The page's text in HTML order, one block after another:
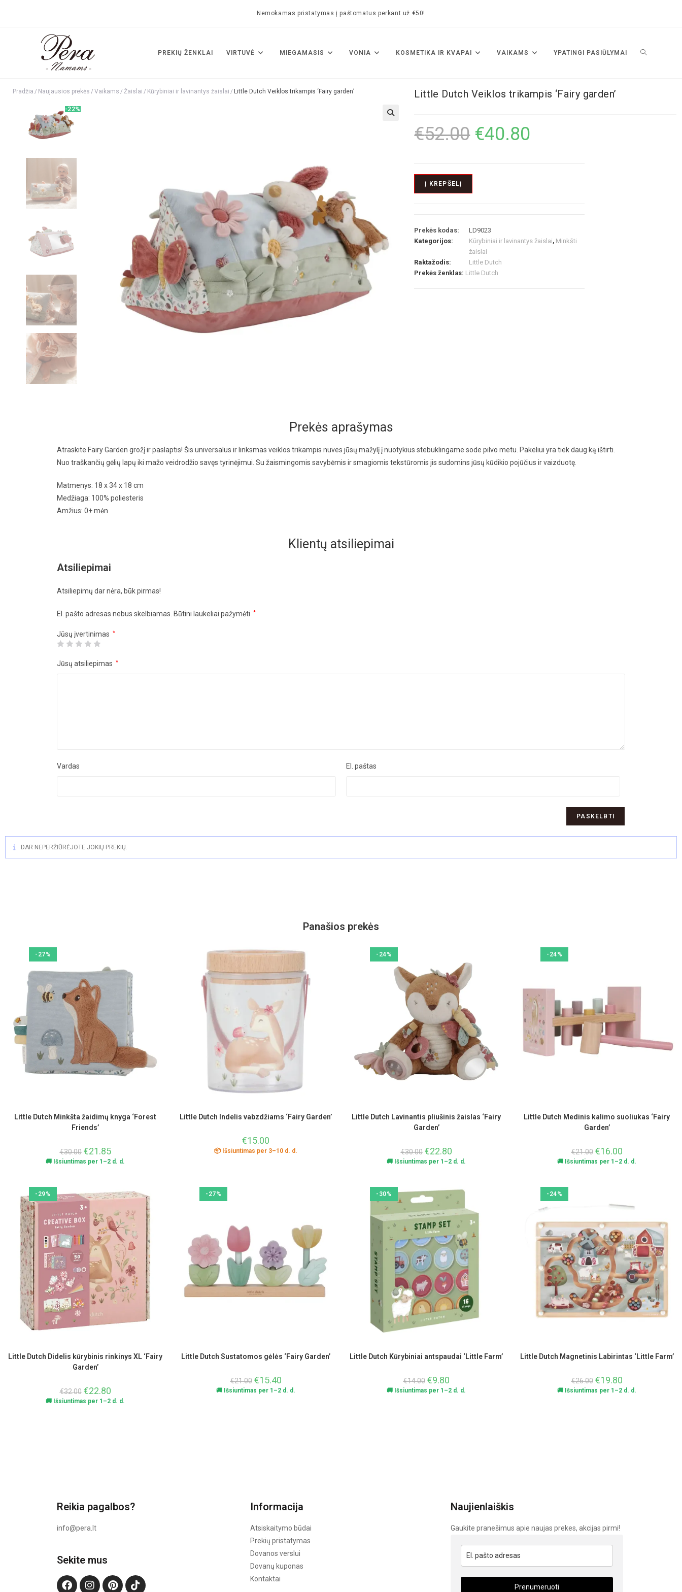
Nemokamas pristatymas į paštomatus perkant už €50!
PREKIŲ ŽENKLAI VIRTUVĖ MIEGAMASIS VONIA KOSMETIKA IR KVAPAI VAIKAMS YPATINGI PASIŪLYMAI
Pradžia / Naujausios prekės /Vaikams /Žaislai / Kūrybiniai ir lavinantys žaislai / Little Dutch Veiklos trikampis ‘Fairy garden’
-22%
Little Dutch Veiklos trikampis ‘Fairy garden’
€52.00 €40.80
Į KREPŠELĮ
Prekės kodas:
LD9023
Kategorijos:
Kūrybiniai ir lavinantys žaislai, Minkšti
žaislai
Raktažodis:
Little Dutch
Prekės ženklas: Little Dutch
Prekės aprašymas
Atraskite Fairy Garden grožį ir paslaptis! Šis universalus ir linksmas veiklos trikampis nuves jūsų mažylį į nuotykius stebuklingame sode pilvo metu. Pakeliui yra tiek daug ką ištirti.
Nuo traškančių gėlių lapų iki mažo veidrodžio savęs tyrinėjimui. Su žaismingomis savybėmis ir smagiomis tekstūromis jis sudomins jūsų kūdikio pojūčius ir vaizduotę.
Matmenys: 18 x 34 x 18 cm
Medžiaga: 100% poliesteris
Amžius: 0+ mėn
Klientų atsiliepimai
Atsiliepimai
Atsiliepimų dar nėra, būk pirmas!
El. pašto adresas nebus skelbiamas. Būtini laukeliai pažymėti *
Jūsų įvertinimas *
Jūsų atsiliepimas *
Vardas El. paštas
DAR NEPERŽIŪRĖJOTE JOKIŲ PREKIŲ.
Panašios prekės
-27%
Little Dutch Minkšta žaidimų knyga ‘Forest
Friends’
€30.00 €21.85
🚚 Išsiuntimas per 1–2 d. d.
Little Dutch Indelis vabzdžiams ‘Fairy Garden’
€15.00
📦 Išsiuntimas per 3–10 d. d.
-24%
Little Dutch Lavinantis pliušinis žaislas ‘Fairy
Garden’
€30.00 €22.80
🚚 Išsiuntimas per 1–2 d. d.
-24%
Little Dutch Medinis kalimo suoliukas ‘Fairy
Garden’
€21.00 €16.00
🚚 Išsiuntimas per 1–2 d. d.
-29%
Little Dutch Didelis kūrybinis rinkinys XL ‘Fairy
Garden’
€32.00 €22.80
🚚 Išsiuntimas per 1–2 d. d.
-27%
Little Dutch Sustatomos gėlės ‘Fairy Garden’
€21.00 €15.40
🚚 Išsiuntimas per 1–2 d. d.
-30%
Little Dutch Kūrybiniai antspaudai ‘Little Farm’
€14.00 €9.80
🚚 Išsiuntimas per 1–2 d. d.
-24%
Little Dutch Magnetinis Labirintas ‘Little Farm’
€26.00 €19.80
🚚 Išsiuntimas per 1–2 d. d.
Reikia pagalbos?
info@pera.lt
Sekite mus
Informacija
Atsiskaitymo būdai
Prekių pristatymas
Dovanos verslui
Dovanų kuponas
Kontaktai
Naujienlaiškis
Gaukite pranešimus apie naujas prekes, akcijas pirmi!
Prenumeruoti